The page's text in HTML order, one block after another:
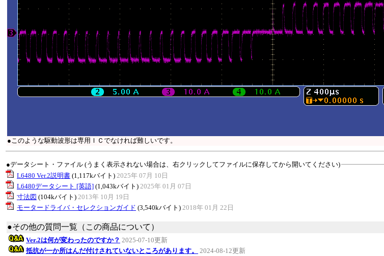
●このような駆動波形は専用ＩＣでなければ難しいです。
●データシート・ファイル (うまく表示されない場合は、右クリックしてファイルに保存してから開いてください)
L6480 Ver.2説明書 (1,117kバイト) 2025年 07月 10日
L6480データシート [英語] (1,043kバイト) 2025年 01月 07日
寸法図 (104kバイト) 2013年 10月 19日
モータードライバ・セレクションガイド (3,540kバイト) 2018年 01月 22日
●その他の質問一覧（この商品について）
Ver.2は何が変わったのですか？ 2025-07-10更新
抵抗が一か所はんだ付けされていないところがあります。
2024-08-12更新